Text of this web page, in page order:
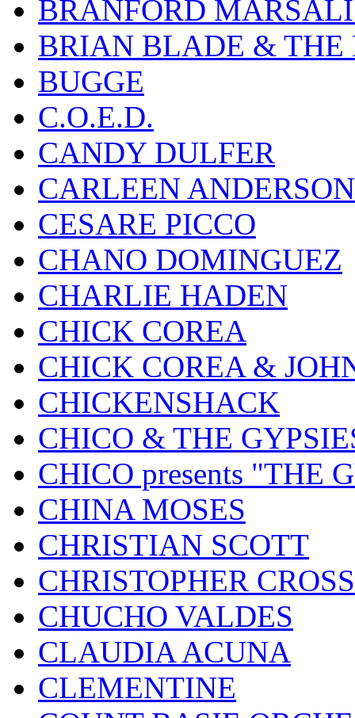
BRANFORD
BRIAN BLADE & THE
BUGGE
C.O.E.D.
CANDY DULFER
CARLEEN ANDERSON
CESARE PICCO
CHANO DOMINGUEZ
CHARLIE HADEN
CHICK COREA
CHICK COREA &
CHICKENSHACK
CHICO & THE
CHICO presents "THE
CHINA MOSES
CHRISTIAN SCOTT
CHRISTOPHER CROSS
CHUCHO VALDES
CLAUDIA ACUNA
CLEMENTINE